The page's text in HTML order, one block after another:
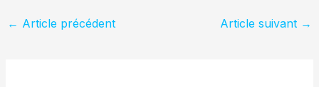
← Article précédent Article suivant →